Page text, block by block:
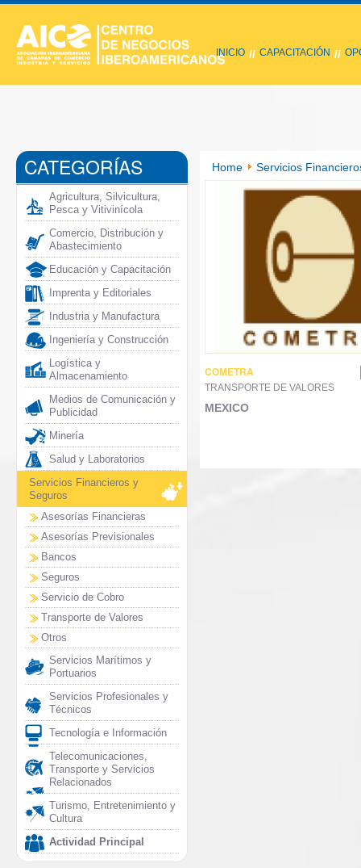
INICIO // CAPACITACIÓN //
CATEGORÍAS
Agricultura, Silvicultura,
Pesca y Vitivinícola
Comercio, Distribución y
Abastecimiento
Educación y Capacitación
Imprenta y Editoriales
Industria y Manufactura
Ingeniería y Construcción
Logística y
Almacenamiento
Medios de Comunicación y
Publicidad
Minería
Salud y Laboratorios
Servicios Financieros y
Seguros
Asesorías Financieras
Asesorías Previsionales
Bancos
Seguros
Servicio de Cobro
Transporte de Valores
Otros
Servicios Marítimos y
Portuarios
Servicios Profesionales y
Técnicos
Tecnología e Información
Telecomunicaciones,
Transporte y Servicios
Relacionados
Turismo, Entretenimiento y
Cultura
Actividad Principal
Home Servicios
COMETRA
TRANSPORTE DE VALORES
MEXICO